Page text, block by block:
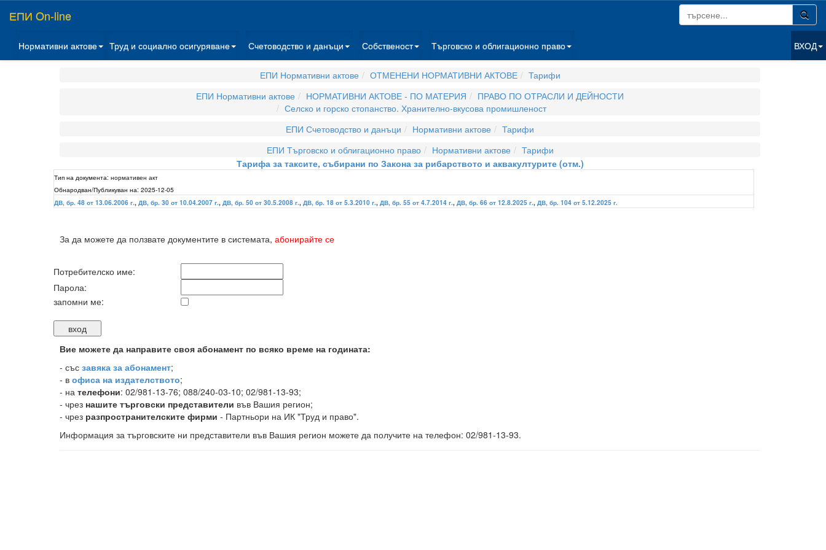
ЕПИ On-line
Нормативни актове Труд и социално осигуряване Счетоводство и данъци Собственост Търговско и облигационно право ВХОД
ЕПИ Нормативни актове ОТМЕНЕНИ НОРМАТИВНИ АКТОВЕ
Тарифи
ЕПИ Нормативни актове
НОРМАТИВНИ АКТОВЕ - ПО МАТЕРИЯ
ПРАВО ПО ОТРАСЛИ И ДЕЙНОСТИ
Селско и горско стопанство. Хранително-вкусова промишленост
ЕПИ Счетоводство и данъци
Нормативни актове
Тарифи
ЕПИ Търговско и облигационно право
Нормативни актове
Тарифи
Тарифа за таксите, събирани по Закона за рибарството и аквакултурите (отм.)
Тип на документа: нормативен акт
Обнародван/Публикуван на: 2025-12-05
ДВ, бр. 48 от 13.06.2006 г., ДВ, бр. 30 от 10.04.2007 г., ДВ, бр. 50 от 30.5.2008 г., ДВ, бр. 18 от 5.3.2010 г., ДВ, бр. 55 от 4.7.2014 г., ДВ, бр. 66 от 12.8.2025 г., ДВ, бр. 104 от 5.12.2025 г.
За да можете да ползвате документите в системата, абонирайте се
Потребителско име:
Парола:
запомни ме:
Вие можете да направите своя абонамент по всяко време на годината:
- със завяка за абонамент;
- в офиса на издателството;
- на телефони: 02/981-13-76; 088/240-03-10; 02/981-13-93;
- чрез нашите търговски представители във Вашия регион;
- чрез разпространителските фирми - Партньори на ИК "Труд и право".
Информация за търговските ни представители във Вашия регион можете да получите на телефон: 02/981-13-93.